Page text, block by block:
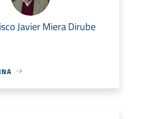
Javier Miera Dirube